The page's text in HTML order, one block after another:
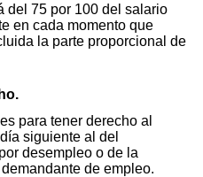
del 75 por 100 del salario
en cada momento que
la parte proporcional de
para tener derecho al
siguiente al del
desempleo o de la
de empleo.